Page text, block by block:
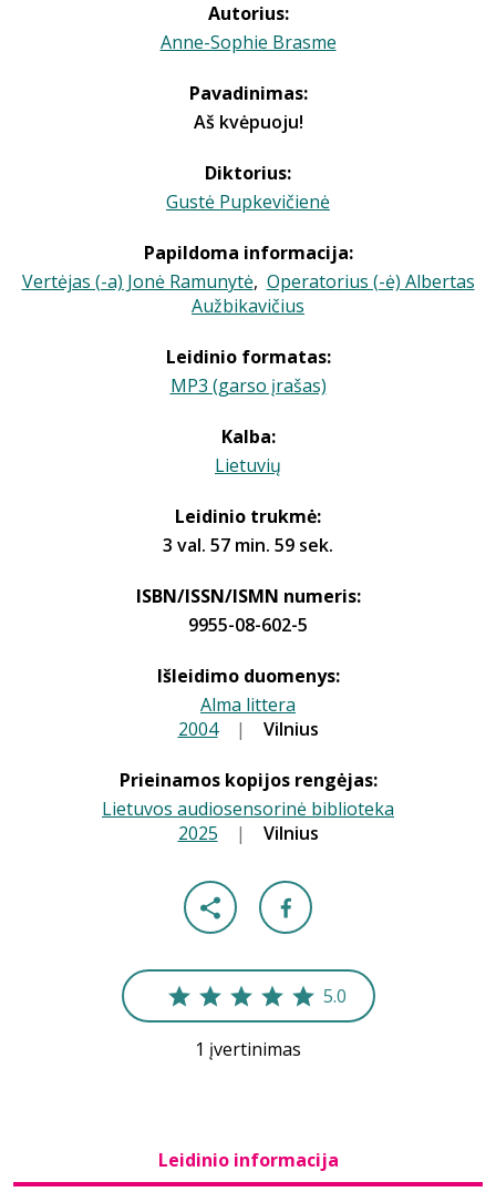
Autorius:
Anne-Sophie Brasme
Pavadinimas:
Aš kvėpuoju!
Diktorius:
Gustė Pupkevičienė
Papildoma informacija:
Vertėjas (-a) Jonė Ramunytė, Operatorius (-ė) Albertas
Aužbikavičius
Leidinio formatas:
MP3 (garso įrašas)
Kalba:
Lietuvių
Leidinio trukmė:
3 val. 57 min. 59 sek.
ISBN/ISSN/ISMN numeris:
9955-08-602-5
Išleidimo duomenys:
Alma littera
2004 | Vilnius
Prieinamos kopijos rengėjas:
Lietuvos audiosensorinė biblioteka
2025 | Vilnius
5.0
1 įvertinimas
Leidinio informacija